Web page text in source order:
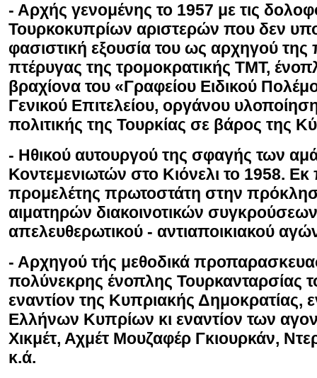
- Αρχής γενομένης το 1957 με τις
Τουρκοκυπρίων αριστερών που δεν
φασιστική εξουσία του ως αρχηγού της
πτέρυγας της τρομοκρατικής ΤΜΤ,
βραχίονα του «Γραφείου Ειδικού
Γενικού Επιτελείου, οργάνου
πολιτικής της Τουρκίας σε βάρος της
- Ηθικού αυτουργού της σφαγής των
Κοντεμενιωτών στο Κιόνελι το 1958.
προμελέτης πρωτοστάτη στην
αιματηρών διακοινοτικών
απελευθερωτικού - αντιαποικιακού
- Αρχηγού τής μεθοδικά
πολύνεκρης ένοπλης Τουρκανταρσίας
εναντίον της Κυπριακής Δημοκρατίας,
Ελλήνων Κυπρίων κι εναντίον των
Χικμέτ, Αχμέτ Μουζαφέρ Γκιουρκάν,
κ.ά.